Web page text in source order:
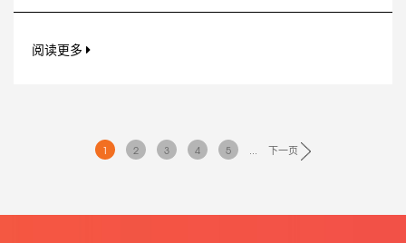
阅读更多
1 2 3 4 5 ... 下一页